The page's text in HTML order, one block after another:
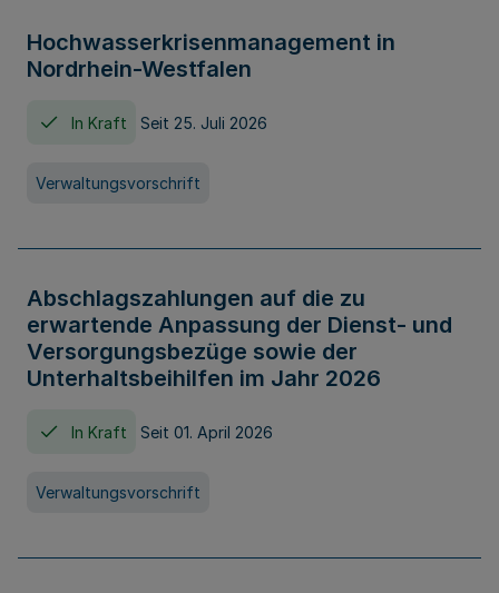
Hochwasserkrisenmanagement in
Nordrhein-Westfalen
In Kraft Seit 25. Juli 2026
Verwaltungsvorschrift
Abschlagszahlungen auf die zu
erwartende Anpassung der Dienst- und
Versorgungsbezüge sowie der
Unterhaltsbeihilfen im Jahr 2026
In Kraft Seit 01. April 2026
Verwaltungsvorschrift